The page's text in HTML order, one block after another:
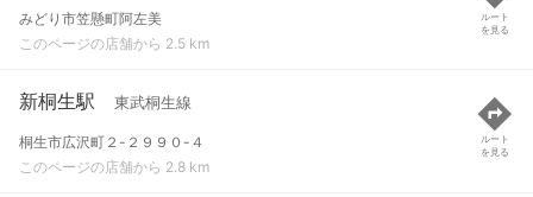
みどり市笠懸町阿左美
このページの店舗から 2.5 km
ルート
を見る
新桐生駅 東武桐生線
桐生市広沢町２-２９９０-４
このページの店舗から 2.8 km
ルート
を見る